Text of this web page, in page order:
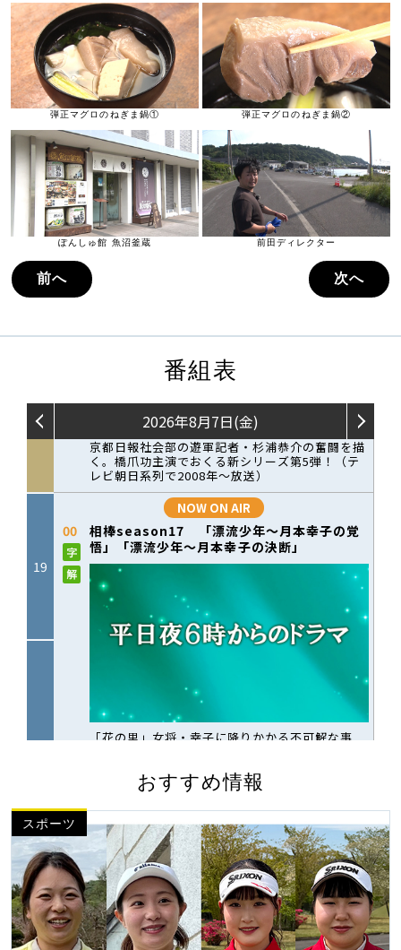
弾正マグロのねぎま鍋① 弾正マグロのねぎま鍋②
ぽんしゅ館 魚沼釜蔵 前田ディレクター
前へ 次へ
番組表
おすすめ情報
スポーツ